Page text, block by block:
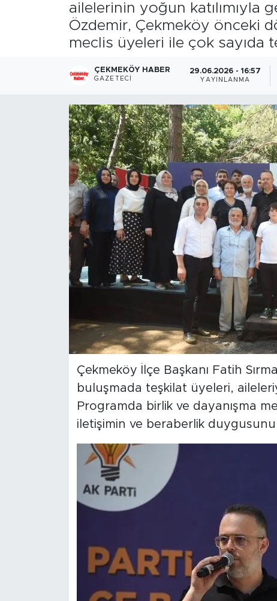
ailelerinin yoğun katılımıyla
Özdemir, Çekmeköy önceki
meclis üyeleri ile çok sayıda
ÇEKMEKÖY HABER
GAZETECI
29.06.2026 - 16:57
YAYINLANMA
Çekmeköy İlçe Başkanı Fatih
buluşmada teşkilat üyeleri,
Programda birlik ve dayanışma
iletişimin ve beraberlik